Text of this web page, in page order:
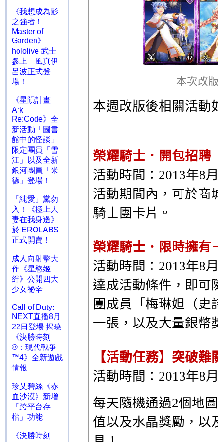
《我想成為影
之強者！
Master of
Garden》
hololive 武士
參上 風真伊
呂波正式登
場！
《星隕計畫
Ark
Re:Code》全
新活動「圖書
館中的怪談」
限定團員「雪
江」以及全新
銀河團員「米
德」登場！
「純愛」黨勿
入！《極上人
妻在我身邊》
於 EROLABS
正式開賣！
成人向射擊大
作《星慾姬
絆》公開四大
少女祕辛
Call of Duty:
NEXT直播8月
22日登場 揭曉
《決勝時刻
®：現代戰爭
™4》全新遊戲
情報
珍艾碧絲《赤
血沙漠》新增
「跨平台存
檔」功能
《決勝時刻